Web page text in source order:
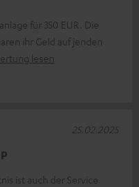
für 350 EUR. Die
ihr Geld auf jenden
lesen
ist auch der Service
25.02.2025